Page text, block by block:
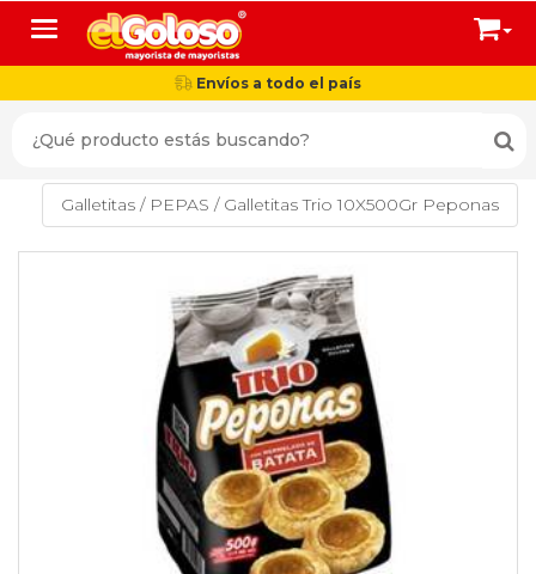
Toggle navigation
Envíos a todo el país
Galletitas / PEPAS / Galletitas Trio 10X500Gr Peponas